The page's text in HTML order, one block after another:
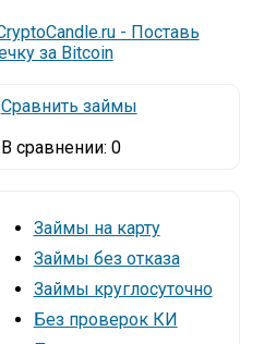
Сравнить займы
В сравнении: 0
Займы на карту
Займы без отказа
Займы круглосуточно
Без проверок КИ